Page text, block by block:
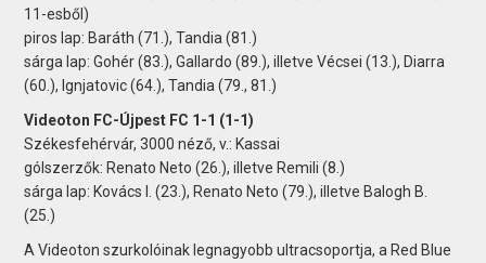
11-esből)
piros lap: Baráth (71.), Tandia (81.)
sárga lap: Gohér (83.), Gallardo (89.), illetve Vécsei (13.), Diarra
(60.), Ignjatovic (64.), Tandia (79., 81.)
Videoton FC-Újpest FC 1-1 (1-1)
Székesfehérvár, 3000 néző, v.: Kassai
gólszerzők: Renato Neto (26.), illetve Remili (8.)
sárga lap: Kovács I. (23.), Renato Neto (79.), illetve Balogh B.
(25.)
A Videoton szurkolóinak legnagyobb ultracsoportja, a Red Blue